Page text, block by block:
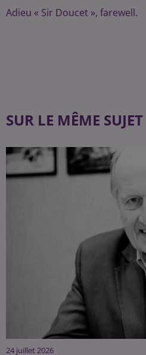
Adieu « Sir Doucet », farewell.
SUR LE MÊME SUJET
24 juillet 2026